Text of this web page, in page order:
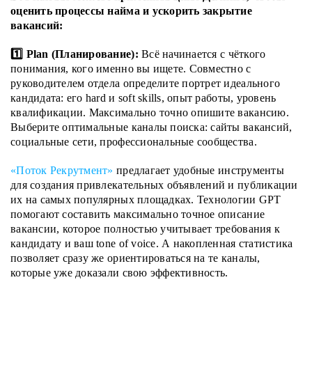
оценить процессы найма и ускорить закрытие
вакансий:
1️⃣ Plan (Планирование): Всё начинается с чёткого
понимания, кого именно вы ищете. Совместно с
руководителем отдела определите портрет идеального
кандидата: его hard и soft skills, опыт работы, уровень
квалификации. Максимально точно опишите вакансию.
Выберите оптимальные каналы поиска: сайты вакансий,
социальные сети, профессиональные сообщества.
«Поток Рекрутмент» предлагает удобные инструменты
для создания привлекательных объявлений и публикации
их на самых популярных площадках. Технологии GPT
помогают составить максимально точное описание
вакансии, которое полностью учитывает требования к
кандидату и ваш tone of voice. А накопленная статистика
позволяет сразу же ориентироваться на те каналы,
которые уже доказали свою эффективность.